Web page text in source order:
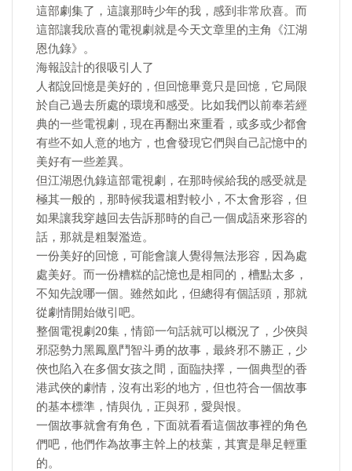
這部劇集了，這讓那時少年的我，感到非常欣喜。而
這部讓我欣喜的電視劇就是今天文章里的主角《江湖
恩仇錄》。
海報設計的很吸引人了
人都說回憶是美好的，但回憶畢竟只是回憶，它局限
於自己過去所處的環境和感受。比如我們以前奉若經
典的一些電視劇，現在再翻出來重看，或多或少都會
有些不如人意的地方，也會發現它們與自己記憶中的
美好有一些差異。
但江湖恩仇錄這部電視劇，在那時候給我的感受就是
極其一般的，那時候我還相對較小，不太會形容，但
如果讓我穿越回去告訴那時的自己一個成語來形容的
話，那就是粗製濫造。
一份美好的回憶，可能會讓人覺得無法形容，因為處
處美好。而一份糟糕的記憶也是相同的，槽點太多，
不知先說哪一個。雖然如此，但總得有個話頭，那就
從劇情開始做引吧。
整個電視劇20集，情節一句話就可以概況了，少俠與
邪惡勢力黑鳳凰鬥智斗勇的故事，最終邪不勝正，少
俠也陷入在多個女孩之間，面臨抉擇，一個典型的香
港武俠的劇情，沒有出彩的地方，但也符合一個故事
的基本標準，情與仇，正與邪，愛與恨。
一個故事就會有角色，下面就看看這個故事裡的角色
們吧，他們作為故事主幹上的枝葉，其實是舉足輕重
的。